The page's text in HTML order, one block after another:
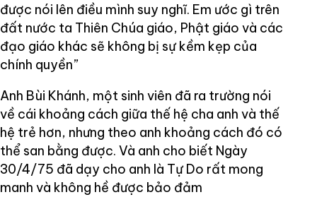
được nói lên điều mình suy nghĩ. Em ước gì trên
đất nước ta Thiên Chúa giáo, Phật giáo và các
đạo giáo khác sẽ không bị sự kềm kẹp của
chính quyền”
Anh Bùi Khánh, một sinh viên đã ra trường nói
về cái khoảng cách giữa thế hệ cha anh và thế
hệ trẻ hơn, nhưng theo anh khoảng cách đó có
thể san bằng được. Và anh cho biết Ngày
30/4/75 đã dạy cho anh là Tự Do rất mong
manh và không hề được bảo đảm